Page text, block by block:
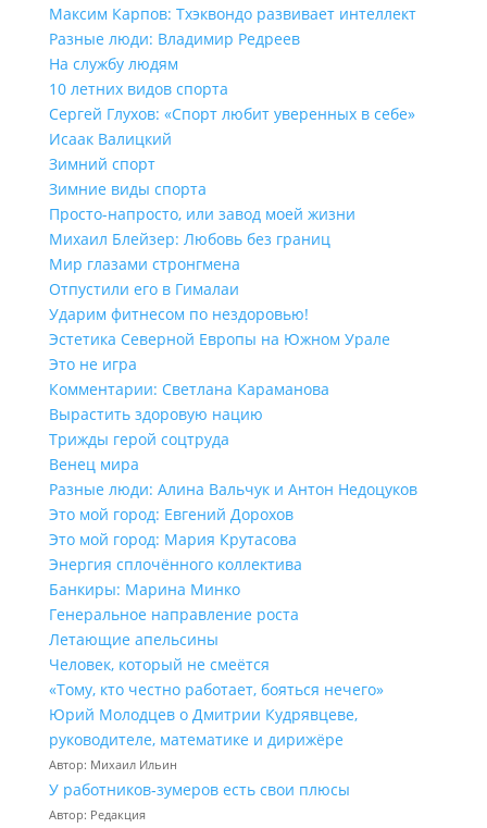
Максим Карпов: Тхэквондо развивает интеллект
Разные люди: Владимир Редреев
На службу людям
10 летних видов спорта
Сергей Глухов: «Спорт любит уверенных в себе»
Исаак Валицкий
Зимний спорт
Зимние виды спорта
Просто-напросто, или завод моей жизни
Михаил Блейзер: Любовь без границ
Мир глазами стронгмена
Отпустили его в Гималаи
Ударим фитнесом по нездоровью!
Эстетика Северной Европы на Южном Урале
Это не игра
Комментарии: Светлана Караманова
Вырастить здоровую нацию
Трижды герой соцтруда
Венец мира
Разные люди: Алина Вальчук и Антон Недоцуков
Это мой город: Евгений Дорохов
Это мой город: Мария Крутасова
Энергия сплочённого коллектива
Банкиры: Марина Минко
Генеральное направление роста
Летающие апельсины
Человек, который не смеётся
«Тому, кто честно работает, бояться нечего»
Юрий Молодцев о Дмитрии Кудрявцеве,
руководителе, математике и дирижёре
Автор: Михаил Ильин
У работников‑зумеров есть свои плюсы
Автор: Редакция